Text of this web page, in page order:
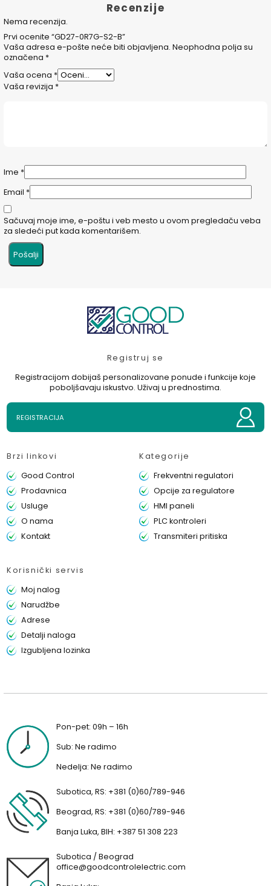
Recenzije
Nema recenzija.
Prvi ocenite “GD27-0R7G-S2-B”
Vaša adresa e-pošte neće biti objavljena. Neophodna polja su
označena *
Vaša ocena *
Vaša revizija *
Ime *
Email *
Sačuvaj moje ime, e-poštu i veb mesto u ovom pregledaču veba
za sledeći put kada komentarišem.
Registruj se
Registracijom dobijaš personalizovane ponude i funkcije koje
poboljšavaju iskustvo. Uživaj u prednostima.
REGISTRACIJA
Brzi linkovi
Good Control
Prodavnica
Usluge
O nama
Kontakt
Kategorije
Frekventni regulatori
Opcije za regulatore
HMI paneli
PLC kontroleri
Transmiteri pritiska
Korisnički servis
Moj nalog
Narudžbe
Adrese
Detalji naloga
Izgubljena lozinka
Pon-pet: 09h – 16h
Sub: Ne radimo
Nedelja: Ne radimo
Subotica, RS: +381 (0)60/789-946
Beograd, RS: +381 (0)60/789-946
Banja Luka, BIH: +387 51 308 223
Subotica / Beograd
office@goodcontrolelectric.com